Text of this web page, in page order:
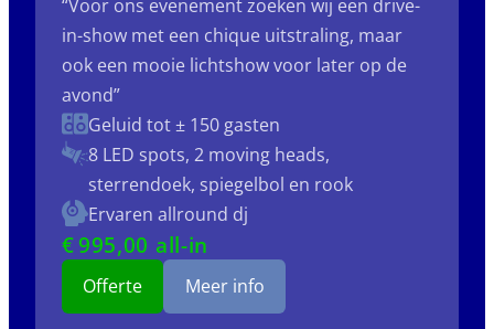
“Voor ons evenement zoeken wij een drive-
in-show met een chique uitstraling, maar
ook een mooie lichtshow voor later op de
avond”
Geluid tot ± 150 gasten
8 LED spots, 2 moving heads,
sterrendoek, spiegelbol en rook
Ervaren allround dj
€995,00 all-in
Offerte Meer info